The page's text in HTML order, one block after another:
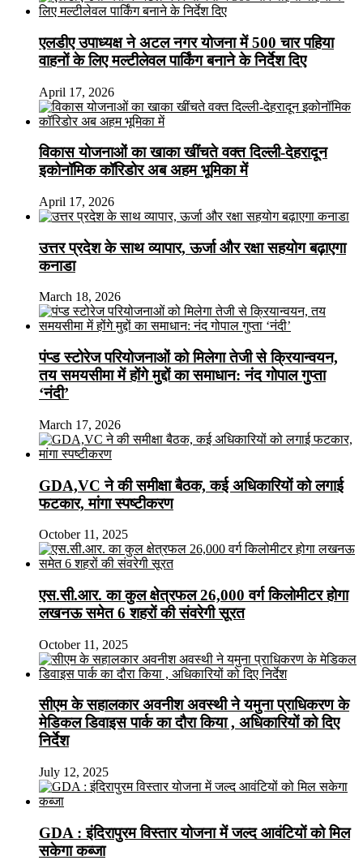
एलडीए उपाध्यक्ष ने अटल नगर योजना में 500 चार पहिया
वाहनों के लिए मल्टीलेवल पार्किंग बनाने के निर्देश दिए
April 17, 2026
विकास योजनाओं का खाका खींचते वक्त दिल्ली-देहरादून
इकोनॉमिक कॉरिडोर अब अहम भूमिका में
April 17, 2026
उत्तर प्रदेश के साथ व्यापार, ऊर्जा और रक्षा सहयोग बढ़ाएगा
कनाडा
March 18, 2026
पंप्ड स्टोरेज परियोजनाओं को मिलेगा तेजी से क्रियान्वयन,
तय समयसीमा में होंगे मुद्दों का समाधान: नंद गोपाल गुप्ता
‘नंदी’
March 17, 2026
GDA,VC ने की समीक्षा बैठक, कई अधिकारियों को लगाई
फटकार, मांगा स्पष्टीकरण
October 11, 2025
एस.सी.आर. का कुल क्षेत्रफल 26,000 वर्ग किलोमीटर होगा
लखनऊ समेत 6 शहरों की संवरेगी सूरत
October 11, 2025
सीएम के सहालकार अवनीश अवस्थी ने यमुना प्राधिकरण के
मेडिकल डिवाइस पार्क का दौरा किया , अधिकारियों को दिए
निर्देश
July 12, 2025
GDA : इंदिरापुरम विस्तार योजना में जल्द आवंटियों को मिल
सकेगा कब्जा